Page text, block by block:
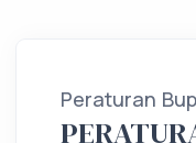
Peraturan